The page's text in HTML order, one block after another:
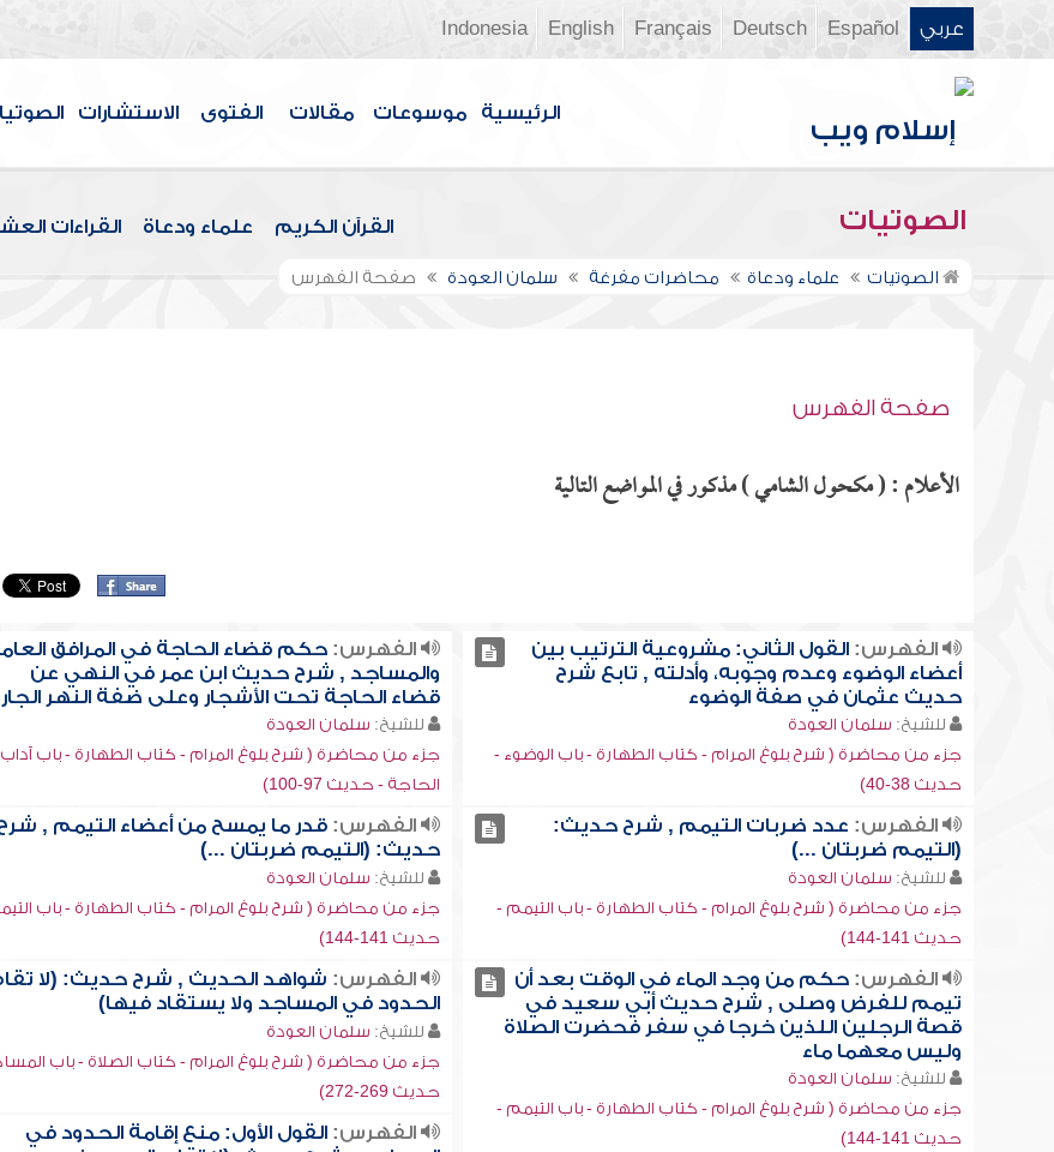
عربي Español
Deutsch
Français
English
Indonesia
الرئيسية موسوعات مقالات الفتوى الاستشارات
الصوتيات القرآن الكريم علماء ودعاة القراءات
الصوتيات علماء ودعاة محاضرات مفرغة سلمان العودة صفحة الفهرس
صفحة الفهرس
الأعلام : ( مكحول الشامي ) مذكور في المواضع التالية
الفهرس:القول الثاني: مشروعية الترتيب بين
أعضاء الوضوء وعدم وجوبه، وأدلته , تابع شرح
حديث عثمان في صفة الوضوء
للشيخ: سلمان العودة
جزء من محاضرة ( شرح بلوغ المرام - كتاب الطهارة - باب الوضوء -
حديث 38-40)
الفهرس: حكم قضاء الحاجة في المرافق
والمساجد , شرح حديث ابن عمر في النهي عن
قضاء الحاجة تحت الأشجار وعلى ضفة النهر
للشيخ: سلمان العودة
جزء من محاضرة ( شرح بلوغ المرام - كتاب الطهارة - باب
الحاجة - حديث 97-100)
الفهرس: عدد ضربات التيمم , شرح حديث:
(التيمم ضربتان ...)
للشيخ: سلمان العودة
جزء من محاضرة ( شرح بلوغ المرام - كتاب الطهارة - باب التيمم -
حديث 141-144)
الفهرس: قدر ما يمسح من أعضاء التيمم ,
حديث: (التيمم ضربتان ...)
للشيخ: سلمان العودة
جزء من محاضرة ( شرح بلوغ المرام - كتاب الطهارة - باب
حديث 141-144)
الفهرس:حكم من وجد الماء في الوقت بعد أن
تيمم للفرض وصلى , شرح حديث أبي سعيد في
قصة الرجلين اللذين خرجا في سفر فحضرت الصلاة
وليس معهما ماء
للشيخ: سلمان العودة
جزء من محاضرة ( شرح بلوغ المرام - كتاب الطهارة - باب التيمم -
حديث 141-144)
الفهرس: شواهد الحديث , شرح حديث: (لا
الحدود في المساجد ولا يستقاد فيها)
للشيخ: سلمان العودة
جزء من محاضرة ( شرح بلوغ المرام - كتاب الصلاة - باب
حديث 269-272)
الفهرس: القول الأول: منع إقامة الحدود في